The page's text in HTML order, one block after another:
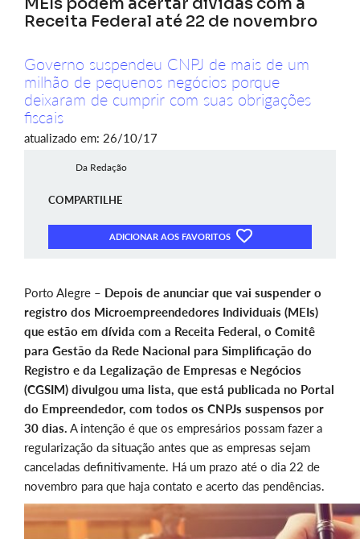
Receita Federal até 22 de novembro
Governo suspendeu CNPJ de mais de um
milhão de pequenos negócios porque
deixaram de cumprir com suas obrigações
fiscais
atualizado em: 26/10/17
Da Redação
COMPARTILHE
ADICIONAR AOS FAVORITOS
Porto Alegre – Depois de anunciar que vai suspender o
registro dos Microempreendedores Individuais (MEIs)
que estão em dívida com a Receita Federal, o Comitê
para Gestão da Rede Nacional para Simplificação do
Registro e da Legalização de Empresas e Negócios
(CGSIM) divulgou uma lista, que está publicada no Portal
do Empreendedor, com todos os CNPJs suspensos por
30 dias. A intenção é que os empresários possam fazer a
regularização da situação antes que as empresas sejam
canceladas definitivamente. Há um prazo até o dia 22 de
novembro para que haja contato e acerto das pendências.